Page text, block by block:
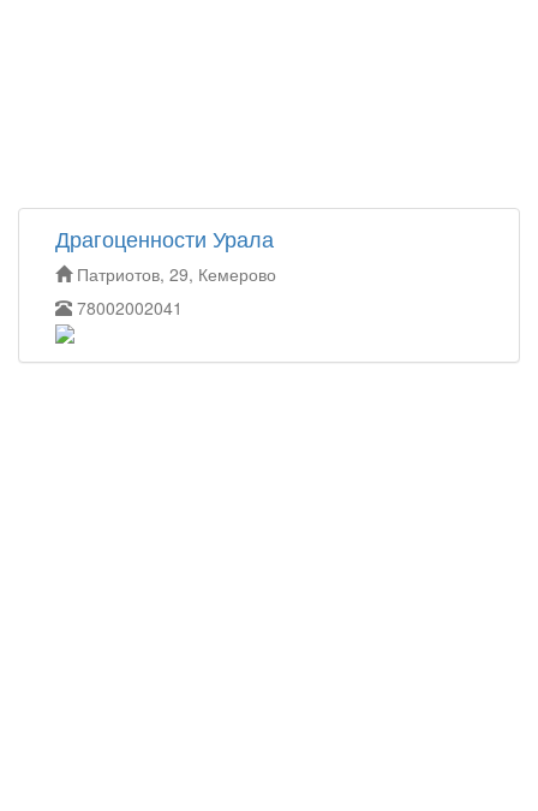
Драгоценности Урала
Патриотов, 29, Кемерово
78002002041